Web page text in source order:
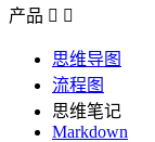
产品  
思维导图
流程图
思维笔记
Markdown